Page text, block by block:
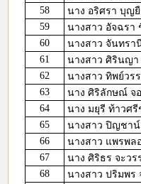
58
นาง อริศรา บุญ
59
นางสาว อัจฉรา
60
นางสาว จันทรา
61
นางสาว ศิรินญา
62
นางสาว ทิพย์วร
63
นาง ศิริลักษณ์ จ
64
นาง มยุรี ท้าวศรี
65
นางสาว ปิญชาน์
66
นางสาว แพรพล
67
นาง ศิริธร จะว
68
นางสาว ปริมพร